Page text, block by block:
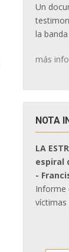
Un
la
más
NOTA
LA
espiral
-
Informe